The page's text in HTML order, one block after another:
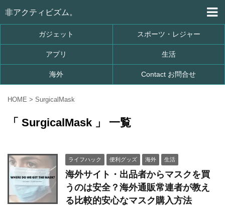
非アクティビズム。
ガジェット スポーツ・レジャー
アプリ 生活
海外 Contact お問合せ
HOME > SurgicalMask
「 SurgicalMask 」 一覧
ライフハック 便利グッズ 海外 生活
海外サイト・出品者からマスクを買
うのは安全？海外通販常連者が教え
る比較的安心なマスク購入方法